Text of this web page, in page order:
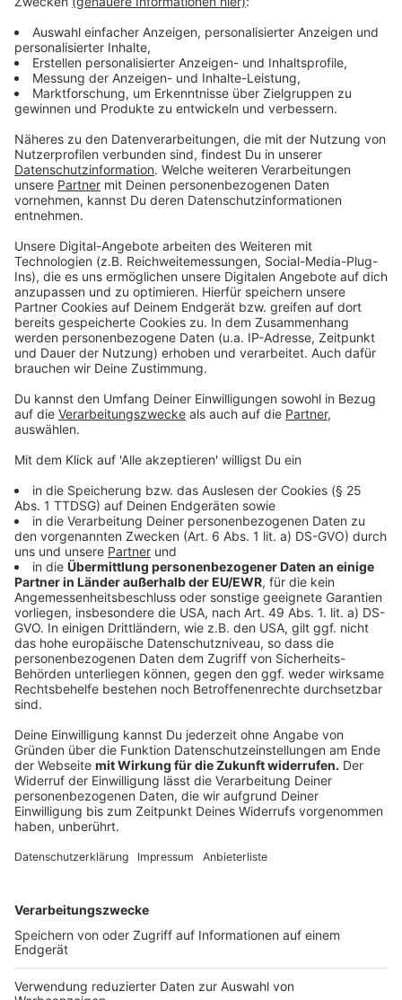
Das Ergebnis: Auf Schotter stieg der Spitzenwert
teilweise auf über 40 Grad an. Vorgärten mit Wiesen
lagen in der Regel höchstens um die 25 Grad. Die
Höchsttemperaturen wurden mit der Drohne aber auf
schwarzen Autodächern gemessen.
Anzeige
Schottergärten vermeiden
Anzeige
Die Stadt weist nach dem Pilotprojekt noch einmal
auf die vielen Möglichkeiten in Düsseldorf hin,
Schottergärten zu vermeiden.
Anzeige
Weitere Infos und Links zum Thema:
Anzeige
"Mach´s bunt" - Kampagne für begrünte Vorgärten:
Drohnenaufnahmen im September 2024 in
Mörsenbroich:
Klimaanpassungskonzept für Düsseldorf:
Hitzeschutz in Düsseldorf:
Anzeige
Folge uns für mehr News & Updates:
Anzeige
Livestream